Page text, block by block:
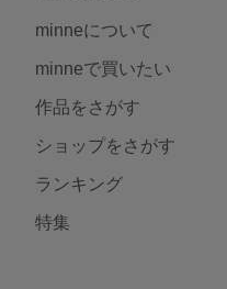
minneについて
minneで買いたい
作品をさがす
ショップをさがす
ランキング
特集